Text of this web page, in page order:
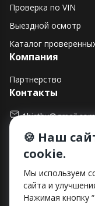
Проверка по VIN
Выездной осмотр
Каталог
Компания
Партнерство
Контакты
1histby@gmail.com
+375 (29) 182-90-
г. Минск, ул.
Способы оплаты
🍪 Наш
cookie.
Мы используем
сайта и
Нажимая кнопку